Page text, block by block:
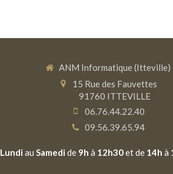
ANM Informatique (Itteville)
15 Rue des Fauvettes
91760 ITTEVILLE
06.76.44.22.40
09.56.39.65.94
Lundi au Samedi de 9h à 12h30et de 14h à